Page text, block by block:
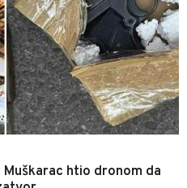
htio dronom da